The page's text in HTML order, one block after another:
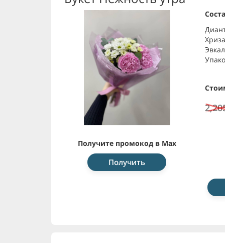
Получите промокод в Max
Получить